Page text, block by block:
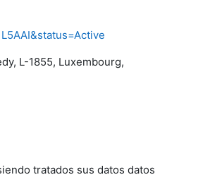
L-1855, Luxembourg,
tratados sus datos datos